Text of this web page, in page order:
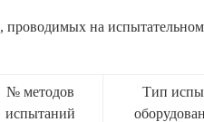
на
№ методов
испытаний
Тип